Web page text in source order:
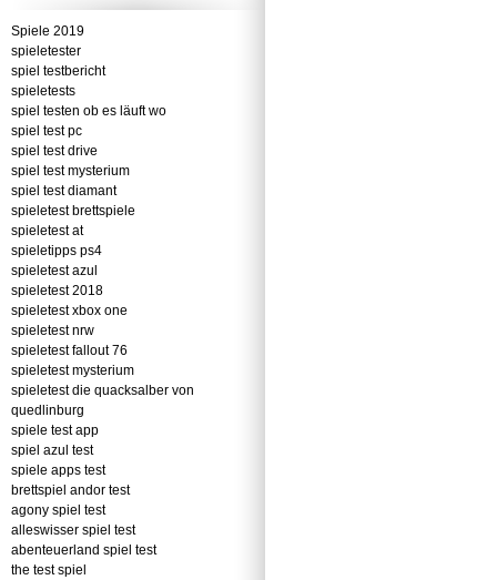
Spiele 2019
spieletester
spiel testbericht
spieletests
spiel testen ob es läuft wo
spiel test pc
spiel test drive
spiel test mysterium
spiel test diamant
spieletest brettspiele
spieletest at
spieletipps ps4
spieletest azul
spieletest 2018
spieletest xbox one
spieletest nrw
spieletest fallout 76
spieletest mysterium
spieletest die quacksalber von
quedlinburg
spiele test app
spiel azul test
spiele apps test
brettspiel andor test
agony spiel test
alleswisser spiel test
abenteuerland spiel test
the test spiel